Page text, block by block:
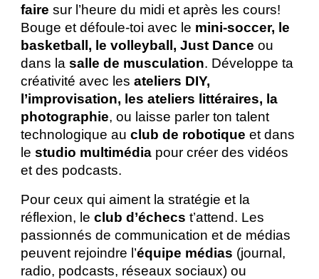
faire sur l’heure du midi et après les cours!
Bouge et défoule-toi avec le mini-soccer, le
basketball, le volleyball, Just Dance ou
dans lasalle de musculation. Développe ta
créativité avec lesateliers DIY,
l’improvisation, les ateliers littéraires, la
photographie, ou laisse parler ton talent
technologique auclub de robotique et dans
lestudio multimédia pour créer des vidéos
et des podcasts.
Pour ceux qui aiment la stratégie et la
réflexion, leclub d’échecs t’attend. Les
passionnés de communication et de médias
peuvent rejoindre l’équipe médias (journal,
radio, podcasts, réseaux sociaux) ou